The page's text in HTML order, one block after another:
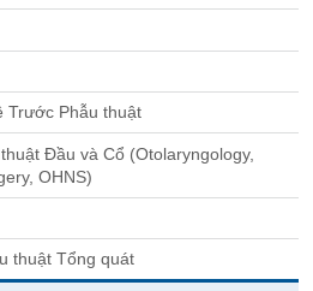
Trước Phẫu thuật
Đầu và Cổ (Otolaryngology,
OHNS)
thuật Tổng quát